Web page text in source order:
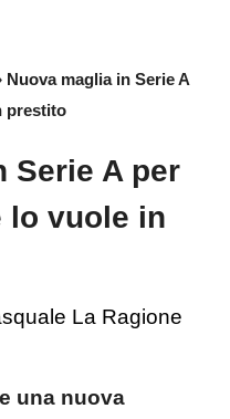
Nuova maglia in Serie A
prestito
Serie A per
lo vuole in
La Ragione
una nuova